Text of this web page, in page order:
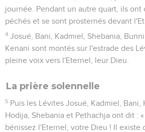
journée. Pendant un autre quart, ils ont
péchés et se sont prosternés devant
4 Josué, Bani, Kadmiel, Shebania,
Kenani sont montés sur l'estrade des
pleine voix vers l'Eternel, leur Dieu.
La prière solennelle
5 Puis les Lévites Josué, Kadmiel, Bani,
Hodija, Shebania et Pethachja ont dit : «
bénissez l'Eternel, votre Dieu ! Il existe